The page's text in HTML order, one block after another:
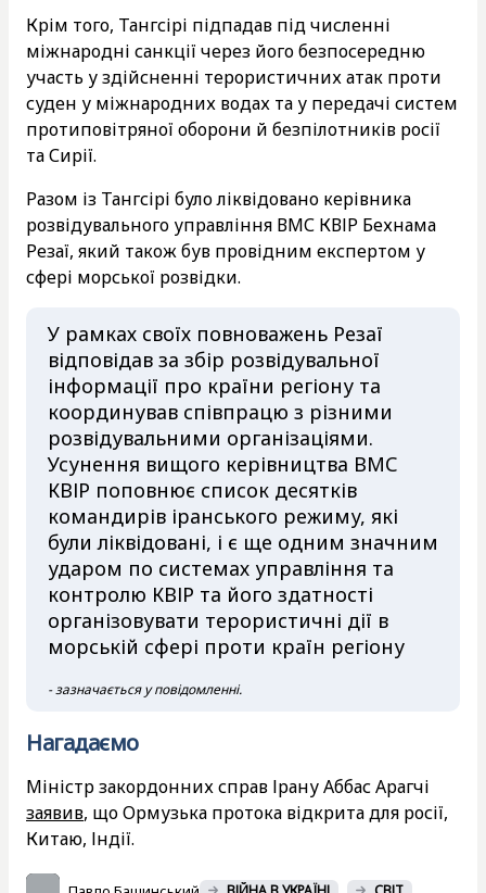
Крім того, Тангсірі підпадав під численні
міжнародні санкції через його безпосередню
участь у здійсненні терористичних атак проти
суден у міжнародних водах та у передачі систем
протиповітряної оборони й безпілотників росії
та Сирії.
Разом із Тангсірі було ліквідовано керівника
розвідувального управління ВМС КВІР Бехнама
Резаї, який також був провідним експертом у
сфері морської розвідки.
У рамках своїх повноважень Резаї
відповідав за збір розвідувальної
інформації про країни регіону та
координував співпрацю з різними
розвідувальними організаціями.
Усунення вищого керівництва ВМС
КВІР поповнює список десятків
командирів іранського режиму, які
були ліквідовані, і є ще одним значним
ударом по системах управління та
контролю КВІР та його здатності
організовувати терористичні дії в
морській сфері проти країн регіону
- зазначається у повідомленні.
Нагадаємо
Міністр закордонних справ Ірану Аббас Арагчі
заявив, що Ормузька протока відкрита для росії,
Китаю, Індії.